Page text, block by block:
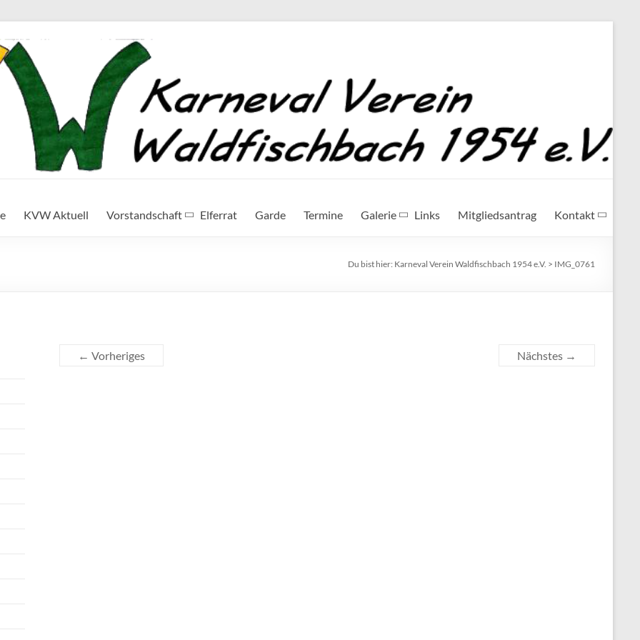
KVW Aktuell Vorstandschaft Elferrat Garde Termine Galerie Links Mitgliedsantrag Kontakt
Du bist hier: Karneval Verein Waldfischbach 1954 e.V. > IMG_0761
← Vorheriges Nächstes →